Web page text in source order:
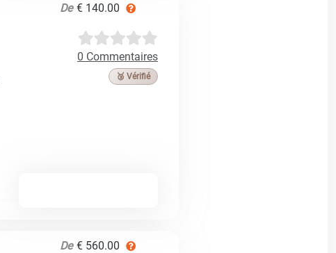
De € 140.00
0 Commentaires
🥉 Vérifié
De € 560.00